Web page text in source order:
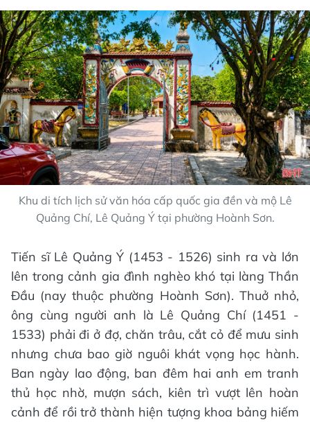
Khu di tích lịch sử văn hóa cấp quốc gia đền và mộ Lê
Quảng Chí, Lê Quảng Ý tại phường Hoành Sơn.
Tiến sĩ Lê Quảng Ý (1453 - 1526) sinh ra và lớn
lên trong cảnh gia đình nghèo khó tại làng Thần
Đầu (nay thuộc phường Hoành Sơn). Thuở nhỏ,
ông cùng người anh là Lê Quảng Chí (1451 -
1533) phải đi ở đợ, chăn trâu, cắt cỏ để mưu sinh
nhưng chưa bao giờ nguôi khát vọng học hành.
Ban ngày lao động, ban đêm hai anh em tranh
thủ học nhờ, mượn sách, kiên trì vượt lên hoàn
cảnh để rồi trở thành hiện tượng khoa bảng hiếm